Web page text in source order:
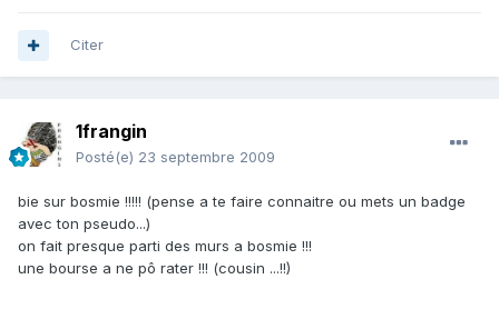
Citer
1frangin
Posté(e) 23 septembre 2009
bie sur bosmie !!!!! (pense a te faire connaitre ou mets un badge
avec ton pseudo...)
on fait presque parti des murs a bosmie !!!
une bourse a ne pô rater !!! (cousin ...!!)